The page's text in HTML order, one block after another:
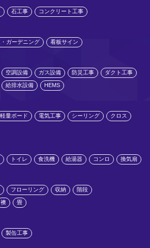
石工事 コンクリート工事
・ガーデニング 看板サイン
空調設備 ガス設備 防災工事 ダクト工事
給排水設備 HEMS
軽量ボード 電気工事 シーリング クロス
トイレ 食洗機 給湯器 コンロ 換気扇
フローリング 収納 階段
襖 畳
製缶工事